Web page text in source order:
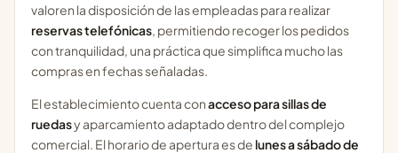
valoren la disposición de las empleadas para realizar
reservas telefónicas , permitiendo recoger los pedidos
con tranquilidad, una práctica que simplifica mucho las
compras en fechas señaladas.
El establecimiento cuenta conacceso para sillas de
ruedasy aparcamiento adaptado dentro del complejo
comercial. El horario de apertura es de lunes a sábado de